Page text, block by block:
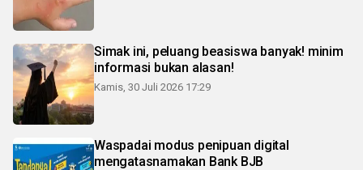
Simak ini, peluang beasiswa banyak! minim
informasi bukan alasan!
Kamis, 30 Juli 2026 17:29
Waspadai modus penipuan digital
mengatasnamakan Bank BJB